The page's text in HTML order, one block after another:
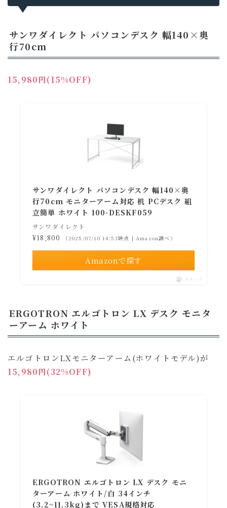
サンワダイレクト パソコンデスク 幅140×奥
行70cm
15,980円(15%OFF)
サンワダイレクト パソコンデスク 幅140×奥
行70cm モニターアーム対応 机 PCデスク 組
立簡単 ホワイト 100-DESKF059
サンワダイレクト
¥18,800
（2025/07/10 14:53時点 | Amazon調べ）
Amazonで探す
ポチップ
ERGOTRON エルゴトロン LX デスク モニタ
ーアーム ホワイト
エルゴトロンLXモニターアーム(ホワイトモデル)が
15,980円(32%OFF)
ERGOTRON エルゴトロン LX デスク モニ
ターアーム ホワイト/白 34インチ
(3.2~11.3kg)まで VESA規格対応